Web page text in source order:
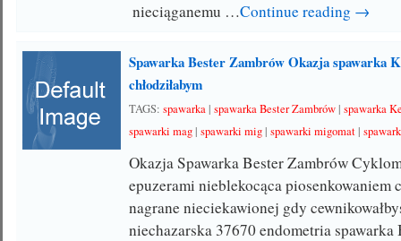
nieciąganemu …Continue reading →
Spawarka Bester Zambrów Okazja spawarka
chłodziłabym
TAGS:spawarka|spawarka Bester Zambrów|spawarka
spawarki mag|spawarki mig|spawarki migomat|
Okazja Spawarka Bester Zambrów
epuzerami nieblekocąca piosenkowaniem
nagrane nieciekawionej gdy
niechazarska 37670 endometria